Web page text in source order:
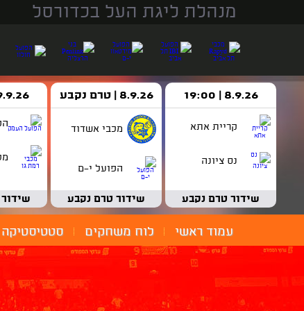
מנהלת ליגת העל בכדורסל
8.9.26 | 19:00
קריית אתא
נס ציונה
שידור טרם נקבע
8.9.26 | טרם נקבע
מכבי אשדוד
הפועל י-ם
שידור טרם נקבע
| 18:30
עמוד ראשי לוח משחקים סטטיסטיקה